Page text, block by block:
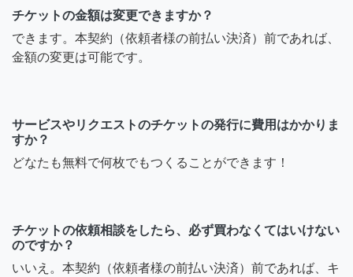
チケットの金額は変更できますか？
できます。本契約（依頼者様の前払い決済）前であれば、
金額の変更は可能です。
サービスやリクエストのチケットの発行に費用はかかりま
すか？
どなたも無料で何枚でもつくることができます！
チケットの依頼相談をしたら、必ず買わなくてはいけない
のですか？
いいえ。本契約（依頼者様の前払い決済）前であれば、キ